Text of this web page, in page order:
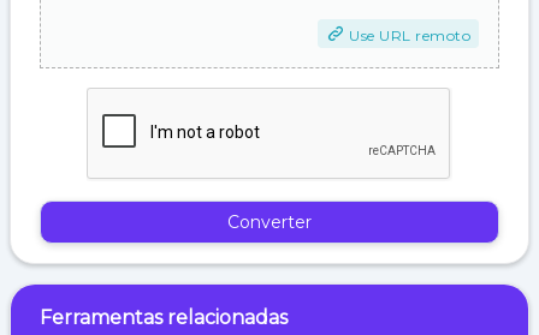
Use URL remoto
Converter
Ferramentas relacionadas